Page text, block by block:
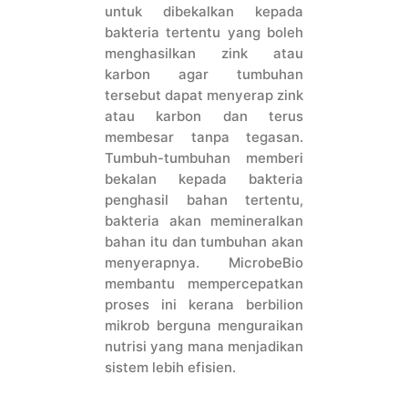
untuk dibekalkan kepada
bakteria tertentu yang boleh
menghasilkan zink atau
karbon agar tumbuhan
tersebut dapat menyerap zink
atau karbon dan terus
membesar tanpa tegasan.
Tumbuh-tumbuhan memberi
bekalan kepada bakteria
penghasil bahan tertentu,
bakteria akan memineralkan
bahan itu dan tumbuhan akan
menyerapnya. MicrobeBio
membantu mempercepatkan
proses ini kerana berbilion
mikrob berguna menguraikan
nutrisi yang mana menjadikan
sistem lebih efisien.